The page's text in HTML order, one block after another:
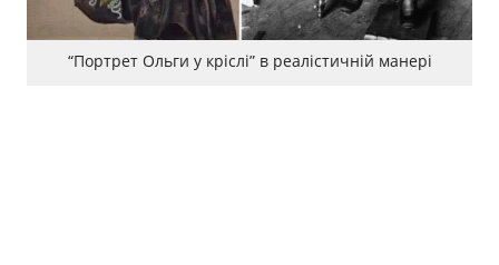
“Портрет Ольги у кріслі” в реалістичній манері